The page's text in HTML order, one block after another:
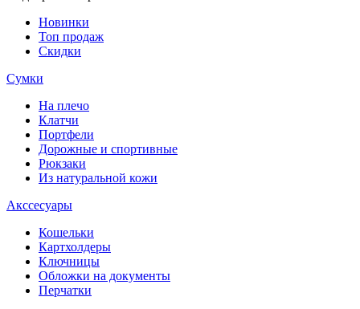
Новинки
Топ продаж
Скидки
Сумки
На плечо
Клатчи
Портфели
Дорожные и спортивные
Рюкзаки
Из натуральной кожи
Акссесуары
Кошельки
Картхолдеры
Ключницы
Обложки на документы
Перчатки